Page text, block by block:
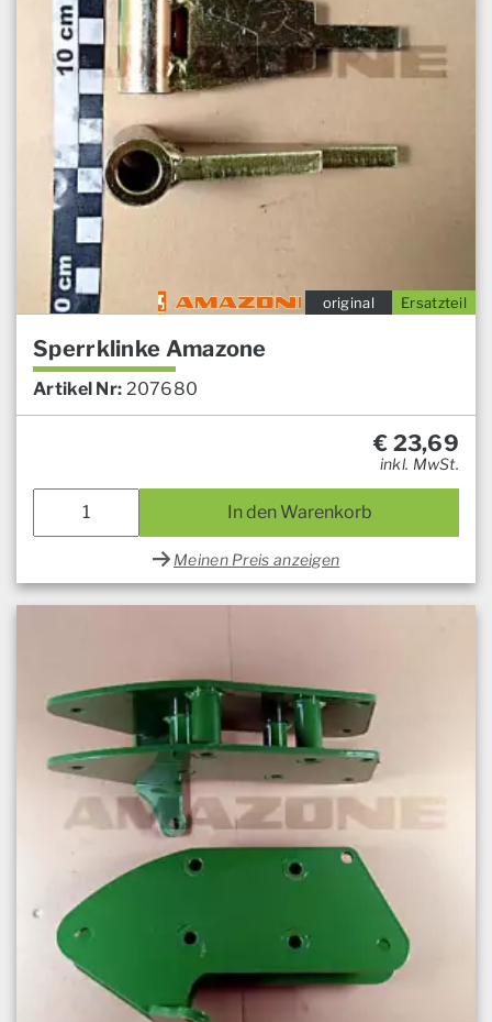
Ersatzteil
original
Sperrklinke Amazone
Artikel Nr: 207680
€ 23,69
inkl. MwSt.
In den Warenkorb
Meinen Preis anzeigen